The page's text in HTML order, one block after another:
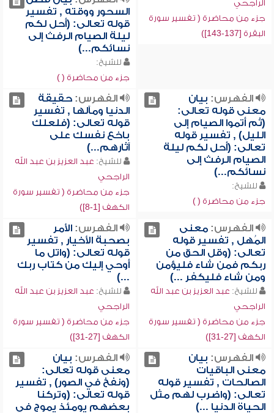
الراجحي
جزء من محاضرة ( تفسير سورة
البقرة [137-143])
السحور ووقته , تفسير
قوله تعالى: (أحل لكم
ليلة الصيام الرفث إلى
نسائكم...)
للشيخ:
جزء من محاضرة ( )
الفهرس: بيان
معنى قوله تعالى:
(ثم أتموا الصيام إلى
الليل) , تفسير قوله
تعالى: (أحل لكم ليلة
الصيام الرفث إلى
نسائكم...)
للشيخ:
جزء من محاضرة ( )
الفهرس:حقيقة
الدنيا ومآلها , تفسير
قوله تعالى: (فلعلك
باخع نفسك على
آثارهم...)
للشيخ: عبد العزيز بن عبد الله
الراجحي
جزء من محاضرة ( تفسير سورة
الكهف [1-8])
الفهرس:معنى
المُهل , تفسير قوله
تعالى: (وقل الحق من
ربكم فمن شاء فليؤمن
ومن شاء فليكفر ...)
للشيخ: عبد العزيز بن عبد الله
الراجحي
جزء من محاضرة ( تفسير سورة
الكهف [27-31])
الفهرس:الأمر
بصحبة الأخيار , تفسير
قوله تعالى: (واتل ما
أوحي إليك من كتاب ربك
...)
للشيخ: عبد العزيز بن عبد الله
الراجحي
جزء من محاضرة ( تفسير سورة
الكهف [27-31])
الفهرس: بيان
معنى الباقيات
الصالحات , تفسير قوله
تعالى: (واضرب لهم مثل
الحياة الدنيا ...)
الفهرس: بيان
معنى قوله تعالى:
(ونفخ في الصور) , تفسير
قوله تعالى: (وتركنا
بعضهم يومئذ يموج في